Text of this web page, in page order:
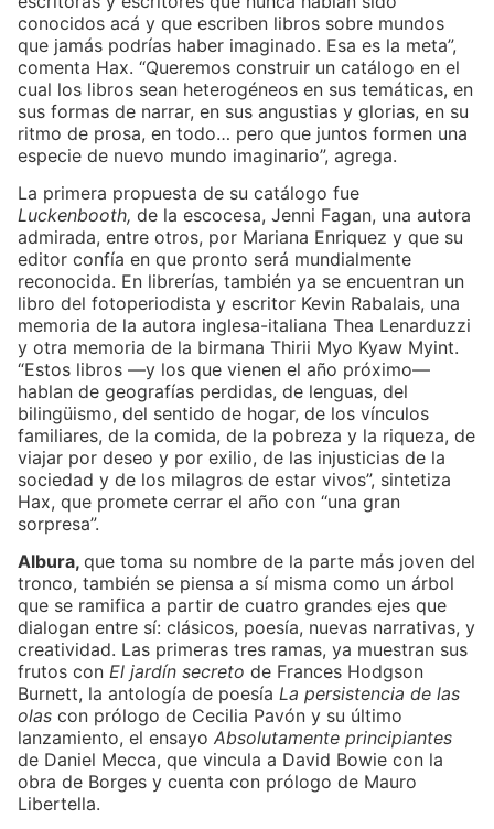
conocidos acá y que escriben libros sobre mundos
que jamás podrías haber imaginado. Esa es la meta”,
comenta Hax. “Queremos construir un catálogo en el
cual los libros sean heterogéneos en sus temáticas, en
sus formas de narrar, en sus angustias y glorias, en su
ritmo de prosa, en todo… pero que juntos formen una
especie de nuevo mundo imaginario”, agrega.
La primera propuesta de su catálogo fue
Luckenbooth, de la escocesa, Jenni Fagan, una autora
admirada, entre otros, por Mariana Enriquez y que su
editor confía en que pronto será mundialmente
reconocida. En librerías, también ya se encuentran un
libro del fotoperiodista y escritor Kevin Rabalais, una
memoria de la autora inglesa-italiana Thea Lenarduzzi
y otra memoria de la birmana Thirii Myo Kyaw Myint.
“Estos libros —y los que vienen el año próximo—
hablan de geografías perdidas, de lenguas, del
bilingüismo, del sentido de hogar, de los vínculos
familiares, de la comida, de la pobreza y la riqueza, de
viajar por deseo y por exilio, de las injusticias de la
sociedad y de los milagros de estar vivos”, sintetiza
Hax, que promete cerrar el año con “una gran
sorpresa”.
Albura, que toma su nombre de la parte más joven del
tronco, también se piensa a sí misma como un árbol
que se ramifica a partir de cuatro grandes ejes que
dialogan entre sí: clásicos, poesía, nuevas narrativas, y
creatividad. Las primeras tres ramas, ya muestran sus
frutos con El jardín secreto de Frances Hodgson
Burnett, la antología de poesía La persistencia de las
olas con prólogo de Cecilia Pavón y su último
lanzamiento, el ensayo Absolutamente principiantes
de Daniel Mecca, que vincula a David Bowie con la
obra de Borges y cuenta con prólogo de Mauro
Libertella.